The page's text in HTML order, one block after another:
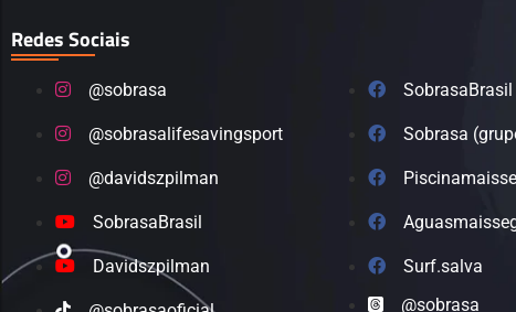
Redes Sociais
@sobrasa
@sobrasalifesavingsport
@davidszpilman
SobrasaBrasil
Davidszpilman
SobrasaBrasil
Sobrasa
Surf.salva
@sobrasa